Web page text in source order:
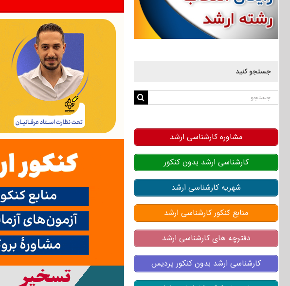
جستجو کنید
جستجو
مشاوره کارشناسی ارشد
کارشناسی ارشد بدون کنکور
شهریه کارشناسی ارشد
منابع کنکور کارشناسی ارشد
دفترچه های کارشناسی ارشد
کارشناسی ارشد بدون کنکور پردیس